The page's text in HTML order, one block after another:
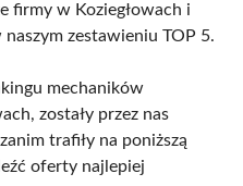
firmy w Koziegłowach i
zestawieniu TOP 5.
mechaników
zostały przez nas
trafiły na poniższą
oferty najlepiej